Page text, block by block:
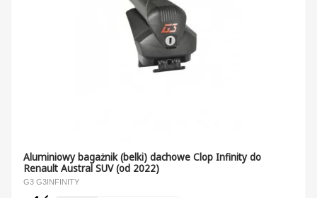
Aluminiowy bagażnik (belki) dachowe Clop Infinity do
Renault Austral SUV (od 2022)
G3 G3INFINITY